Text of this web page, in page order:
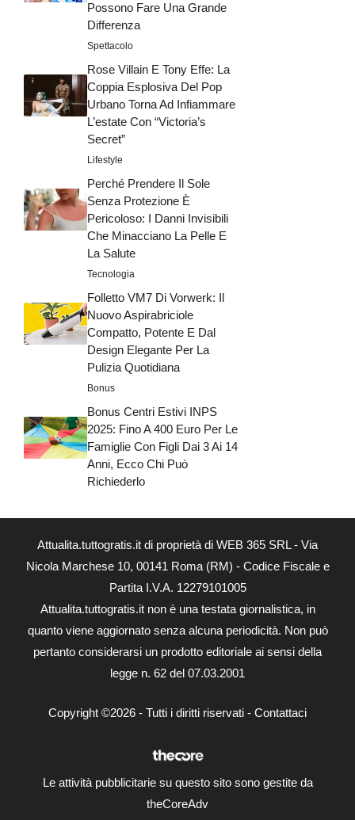
Possono Fare Una Grande
Differenza
Spettacolo
Rose Villain E Tony Effe: La
Coppia Esplosiva Del Pop
Urbano Torna Ad Infiammare
L’estate Con “Victoria’s
Secret”
Lifestyle
Perché Prendere Il Sole
Senza Protezione È
Pericoloso: I Danni Invisibili
Che Minacciano La Pelle E
La Salute
Tecnologia
Folletto VM7 Di Vorwerk: Il
Nuovo Aspirabriciole
Compatto, Potente E Dal
Design Elegante Per La
Pulizia Quotidiana
Bonus
Bonus Centri Estivi INPS
2025: Fino A 400 Euro Per Le
Famiglie Con Figli Dai 3 Ai 14
Anni, Ecco Chi Può
Richiederlo
Attualita.tuttogratis.it di proprietà di WEB 365 SRL - Via
Nicola Marchese 10, 00141 Roma (RM) - Codice Fiscale e
Partita I.V.A. 12279101005
Attualita.tuttogratis.it non è una testata giornalistica, in
quanto viene aggiornato senza alcuna periodicità. Non può
pertanto considerarsi un prodotto editoriale ai sensi della
legge n. 62 del 07.03.2001
Copyright ©2026 - Tutti i diritti riservati - Contattaci
Le attività pubblicitarie su questo sito sono gestite da
theCoreAdv